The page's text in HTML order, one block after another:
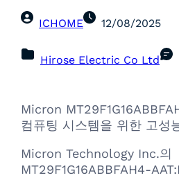
ICHOME 12/08/2025
Hirose Electric Co Ltd
Micron
컴퓨팅 시스템을 위한 고성
Micron Technology Inc.의
MT29F1G16ABBFAH4-